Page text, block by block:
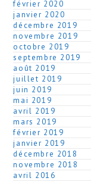
février 2020
janvier 2020
décembre 2019
novembre 2019
octobre 2019
septembre 2019
août 2019
juillet 2019
juin 2019
mai 2019
avril 2019
mars 2019
février 2019
janvier 2019
décembre 2018
novembre 2018
avril 2016